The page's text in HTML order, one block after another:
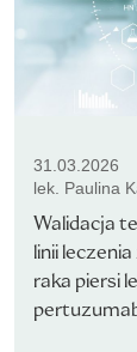
31.03.2026
lek. Paulina
Walidacja
linii
raka piersi